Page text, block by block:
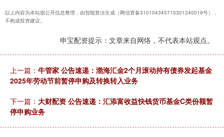
以上内容为本站据公开信息整理，由智能算法生成（网信算备310104345710301240019号），
不构成投资建议。
申宝配资提示：文章来自网络，不代表本站观点。
上一篇： 牛管家 公告速递：渤海汇金2个月滚动持有债券发起基金
2025年劳动节前暂停申购及转换转入业务
下一篇： 大财配资 公告速递：汇添富收益快钱货币基金C类份额暂
停申购业务